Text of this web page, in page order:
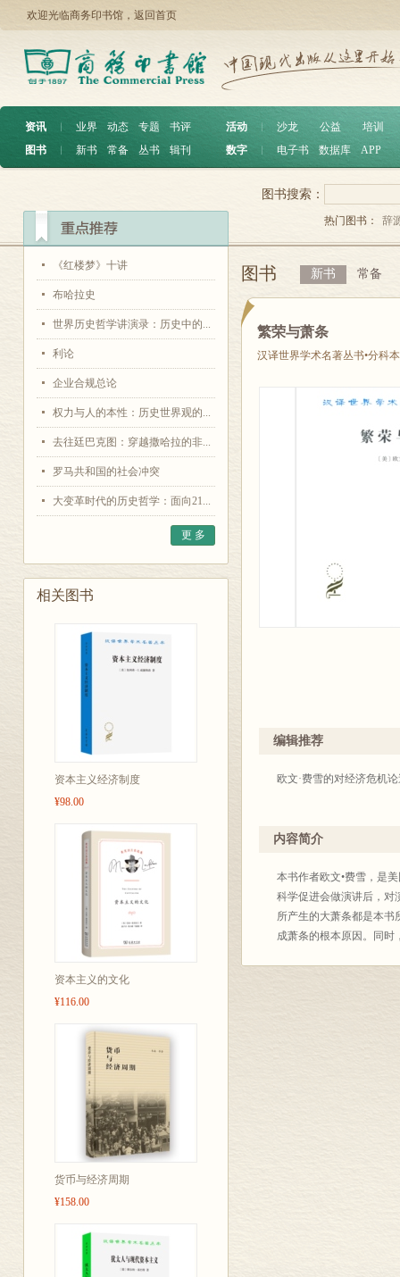
欢迎光临商务印书馆， 返回首页
资讯 ︱ 业界 动态 专题
书评
图书
︱ 新书 常备 丛书 辑刊
活动 沙龙 公益
培训
数字
电子书 数据库 APP
《红楼梦》十讲
布哈拉史
世界历史哲学讲演录：历史中的...
利论
企业合规总论
权力与人的本性：历史世界观的...
去往廷巴克图：穿越撒哈拉的非...
罗马共和国的社会冲突
大变革时代的历史哲学：面向21...
更 多
相关图书
资本主义经济制度
¥98.00
资本主义的文化
¥116.00
货币与经济周期
¥158.00
图书搜索：
热门图书： 辞
图书 新书 常备
繁荣与萧条
汉译世界学术名著丛书•分科本
编辑推荐
欧文·费雪的对经济危机
内容简介
本书作者欧文•费雪，是
科学促进会做演讲后，对
所产生的大萧条都是本书
成萧条的根本原因。同时